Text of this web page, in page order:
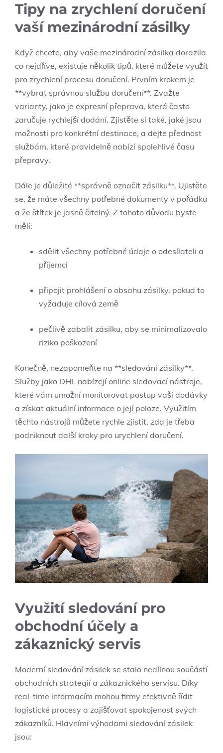
Tipy na zrychlení doručení
vaší mezinárodní zásilky
Když chcete, aby vaše mezinárodní zásilka dorazila
co nejdříve, existuje několik tipů, které můžete využít
pro zrychlení procesu doručení. Prvním krokem je
**vybrat správnou službu doručení**. Zvažte
varianty, jako je expresní přeprava, která často
zaručuje rychlejší dodání. Zjistěte si také, jaké jsou
možnosti pro konkrétní destinace, a dejte přednost
službám, které pravidelně nabízí spolehlivé času
přepravy.
Dále je důležité **správně označit zásilku**. Ujistěte
se, že máte všechny potřebné dokumenty v pořádku
a že štítek je jasně čitelný. Z tohoto důvodu byste
měli:
sdělit všechny potřebné údaje o odesílateli a
příjemci
připojit prohlášení o obsahu zásilky, pokud to
vyžaduje cílová země
pečlivě zabalit zásilku, aby se minimalizovalo
riziko poškození
Konečně, nezapomeňte na **sledování zásilky**.
Služby jako DHL nabízejí online sledovací nástroje,
které vám umožní monitorovat postup vaší dodávky
a získat aktuální informace o její poloze. Využitím
těchto nástrojů můžete rychle zjistit, zda je třeba
podniknout další kroky pro urychlení doručení.
Využití sledování pro
obchodní účely a
zákaznický servis
Moderní sledování zásilek se stalo nedílnou součástí
obchodních strategií a zákaznického servisu. Díky
real-time informacím mohou firmy efektivně řídit
logistické procesy a zajišťovat spokojenost svých
zákazníků. Hlavními výhodami sledování zásilek
jsou: